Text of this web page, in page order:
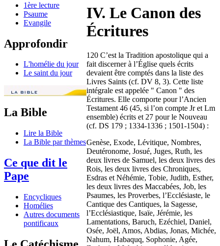
1ère lecture
Psaume
Evangile
Approfondir
L'homélie du jour
Le saint du jour
La Bible
Lire la Bible
La Bible par thèmes
Ce que dit le
Pape
Encycliques
Homélies
Autres documents
pontificaux
IV. Le Canon des
Écritures
120 C’est la Tradition apostolique qui a
fait discerner à l’Église quels écrits
devaient être comptés dans la liste des
Livres Saints (cf. DV 8, 3). Cette liste
intégrale est appelée " Canon " des
Écritures. Elle comporte pour l’Ancien
Testament 46 (45, si l’on compte Jr et Lm
ensemble) écrits et 27 pour le Nouveau
(cf. DS 179 ; 1334-1336 ; 1501-1504) :
Genèse, Exode, Lévitique, Nombres,
Deutéronome, Josué, Juges, Ruth, les
deux livres de Samuel, les deux livres des
Rois, les deux livres des Chroniques,
Esdras et Néhémie, Tobie, Judith, Esther,
les deux livres des Maccabées, Job, les
Psaumes, les Proverbes, l’Ecclésiaste, le
Cantique des Cantiques, la Sagesse,
l’Ecclésiastique, Isaïe, Jérémie, les
Lamentations, Baruch, Ezéchiel, Daniel,
Osée, Joël, Amos, Abdias, Jonas, Michée,
Nahum, Habaquq, Sophonie, Agée,